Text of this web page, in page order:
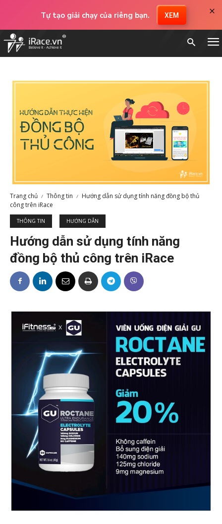
Tự tạo giải chạy của riêng bạn. XEM ×
Trang chủ Thông tin
Hướng dẫn sử dụng tính năng đồng bộ thủ
công trên iRace
THÔNG TIN HƯỚNG DẪN
Hướng dẫn sử dụng tính năng
đồng bộ thủ công trên iRace